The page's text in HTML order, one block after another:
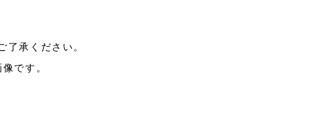
承ください。
です。